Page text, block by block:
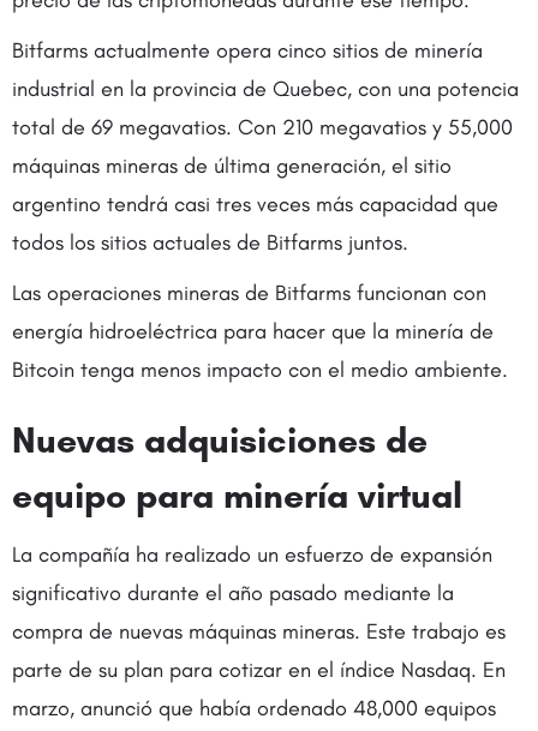
Bitfarms actualmente opera cinco sitios de minería
industrial en la provincia de Quebec, con una potencia
total de 69 megavatios. Con 210 megavatios y 55,000
máquinas mineras de última generación, el sitio
argentino tendrá casi tres veces más capacidad que
todos los sitios actuales de Bitfarms juntos.
Las operaciones mineras de Bitfarms funcionan con
energía hidroeléctrica para hacer que la minería de
Bitcoin tenga menos impacto con el medio ambiente.
Nuevas adquisiciones de
equipo para minería virtual
La compañía ha realizado un esfuerzo de expansión
significativo durante el año pasado mediante la
compra de nuevas máquinas mineras. Este trabajo es
parte de su plan para cotizar en el índice Nasdaq. En
marzo, anunció que había ordenado 48,000 equipos